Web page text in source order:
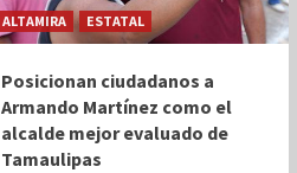
ALTAMIRA ESTATAL
Posicionan ciudadanos a
Armando Martínez como el
alcalde mejor evaluado de
Tamaulipas